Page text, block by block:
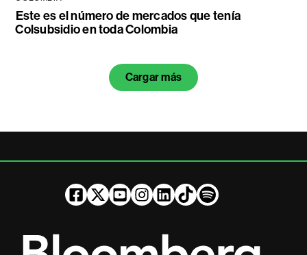
⁠Este es el número de mercados que tenía
Colsubsidio en toda Colombia
Cargar más